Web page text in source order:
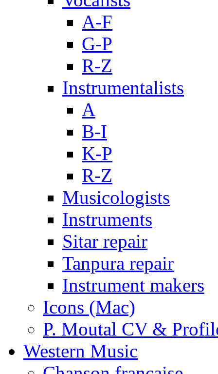
A-F
G-P
R-Z
Instrumentalists
A
B-I
K-P
R-Z
Musicologists
Instruments
Sitar repair
Tanpura repair
Instrument makers
Icons (Mac)
P. Moutal CV &
Western Music